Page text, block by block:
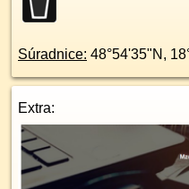
Súradnice: 48°54'35"N ,
Extra: